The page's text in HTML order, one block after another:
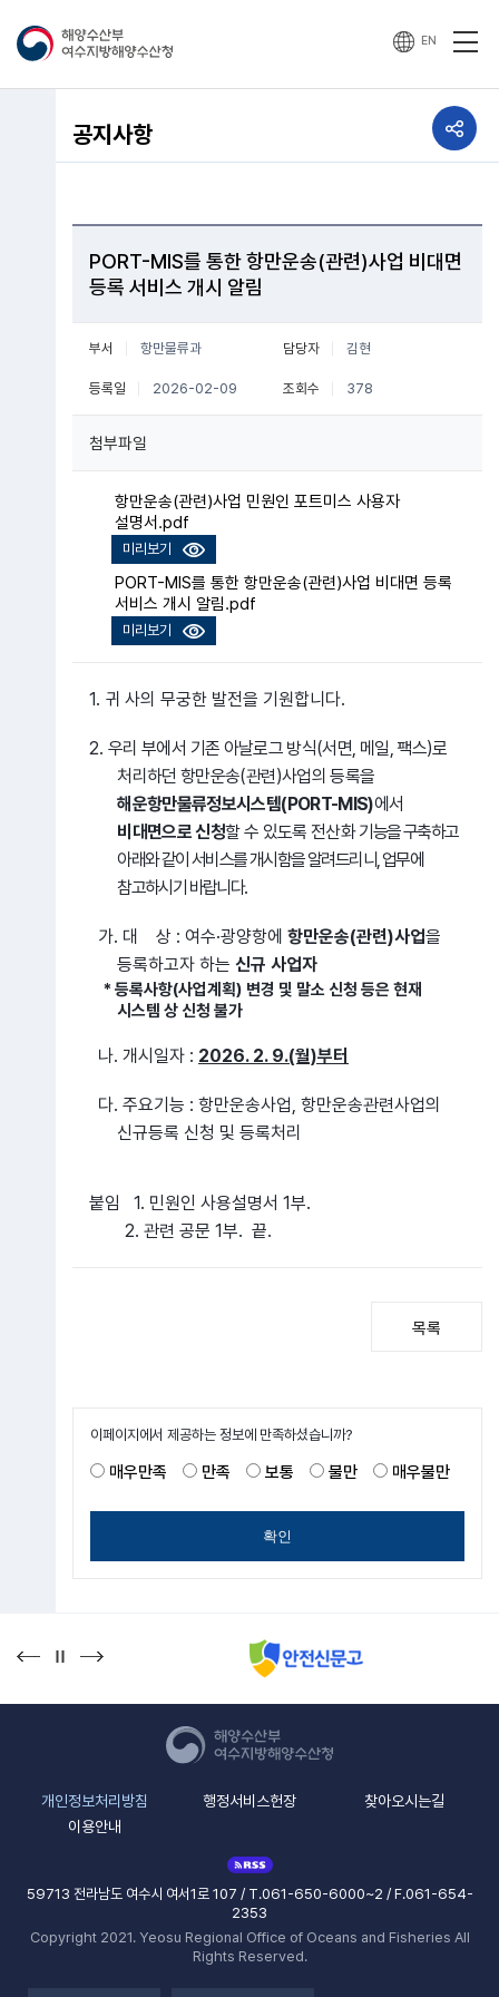
EN
공지사항
공유하기
열기
PORT-MIS를 통한 항만운송(관련)사업 비대면
등록 서비스 개시 알림
부서 항만물류과 담당자 김현
등록일 2026-02-09 조회수 378
첨부파일
항만운송(관련)사업 민원인 포트미스 사용자
설명서.pdf
미리보기
PORT-MIS를 통한 항만운송(관련)사업 비대면 등록
서비스 개시 알림.pdf
미리보기
1. 귀 사의 무궁한 발전을 기원합니다.
2. 우리 부에서 기존 아날로그 방식(서면, 메일, 팩스)로
처리하던 항만운송(관련)사업의 등록을
해운항만물류정보시스템(PORT-MIS)에서
비대면으로 신청할 수 있도록 전산화기능을 구축하고
아래와 같이 서비스를 개시함을 알려드리니, 업무에
참고하시기 바랍니다.
가. 대 상 : 여수·광양항에 항만운송(관련)사업을
등록하고자 하는신규 사업자
* 등록사항(사업계획) 변경 및 말소 신청 등은 현재
시스템 상 신청 불가
나. 개시일자 : 2026. 2. 9.(월)부터
다. 주요기능 : 항만운송사업, 항만운송관련사업의
신규등록 신청 및 등록처리
붙임 1. 민원인 사용설명서 1부.
2. 관련 공문 1부. 끝.
목록
이페이지에서 제공하는 정보에 만족하셨습니까?
매우만족 만족 보통 불만 매우불만
확인
개인정보처리방침 행정서비스헌장
찾아오시는길
이용안내
59713 전라남도 여수시 여서1로 107 / T.061-650-6000~2 / F.061-654-
2353
Copyright 2021. Yeosu Regional Office of Oceans and Fisheries All
Rights Reserved.